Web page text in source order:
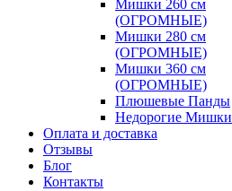
Мишки 260 см
(ОГРОМНЫЕ)
Мишки 280 см
(ОГРОМНЫЕ)
Мишки 360 см
(ОГРОМНЫЕ)
Плюшевые Панды
Недорогие Мишки
Оплата и доставка
Отзывы
Блог
Контакты